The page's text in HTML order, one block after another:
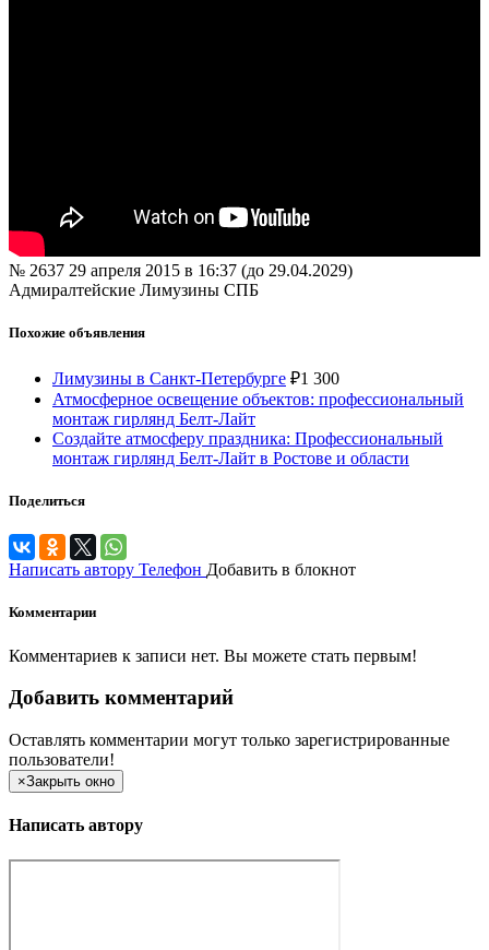
№ 2637 29 апреля 2015 в 16:37 (до 29.04.2029)
Адмиралтейские Лимузины СПБ
Похожие объявления
Лимузины в Санкт-Петербурге ₽1 300
Атмосферное освещение объектов: профессиональный
монтаж гирлянд Белт-Лайт
Создайте атмосферу праздника: Профессиональный
монтаж гирлянд Белт-Лайт в Ростове и области
Поделиться
Написать автору Телефон Добавить в блокнот
Комментарии
Комментариев к записи нет. Вы можете стать первым!
Добавить комментарий
Оставлять комментарии могут только зарегистрированные
пользователи!
×Закрыть окно
Написать автору